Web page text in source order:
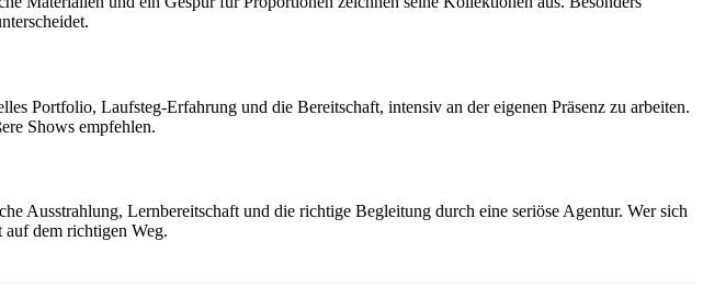
Portfolio, Laufsteg-Erfahrung und die Bereitschaft, intensiv an der eigenen Präsenz zu arbeiten.
Shows empfehlen.
Ausstrahlung, Lernbereitschaft und die richtige Begleitung durch eine seriöse Agentur. Wer sich
auf dem richtigen Weg.